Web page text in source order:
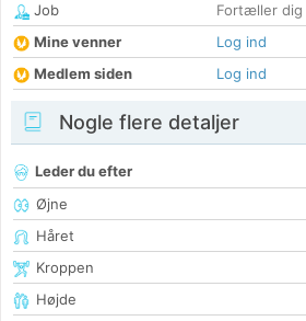
Job
Fortæller dig
Mine venner
Log ind
Medlem siden
Log ind
Nogle flere detaljer
Leder du efter
Øjne
Håret
Kroppen
Højde